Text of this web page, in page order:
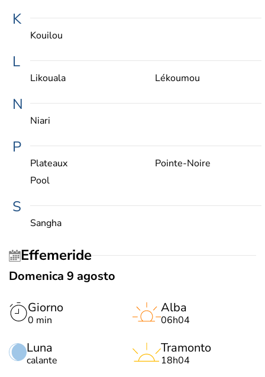
K
Kouilou
L
Likouala Lékoumou
N
Niari
P
Plateaux
Pointe-Noire
Pool
S
Sangha
Effemeride
Domenica 9 agosto
Giorno
0 min
Luna
calante
Alba
06h04
Tramonto
18h04